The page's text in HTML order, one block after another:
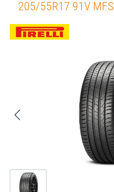
205/55R17 91V MFS
Bildergalerie überspringen